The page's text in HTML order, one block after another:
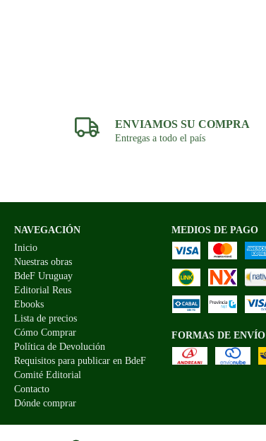
ENVIAMOS SU COMPRA
Entregas a todo el país
NAVEGACIÓN
Inicio
Nuestras obras
BdeF Uruguay
Editorial Reus
Ebooks
Lista de precios
Cómo Comprar
Política de Devolución
Requisitos para publicar en BdeF
Comité Editorial
Contacto
Dónde comprar
MEDIOS DE PAGO
FORMAS DE ENVÍO